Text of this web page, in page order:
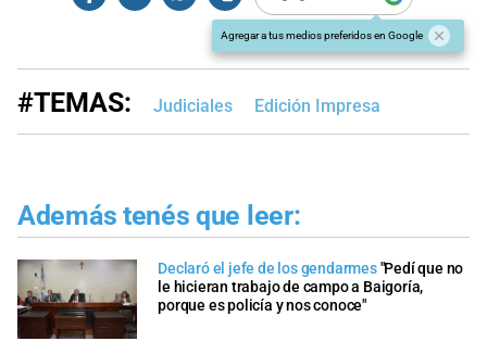
Agregar a tus medios preferidos en Google
#TEMAS: Judiciales Edición Impresa
Además tenés que leer:
Declaró el jefe de los gendarmes"Pedí que no
le hicieran trabajo de campo a Baigoría,
porque es policía y nos conoce"